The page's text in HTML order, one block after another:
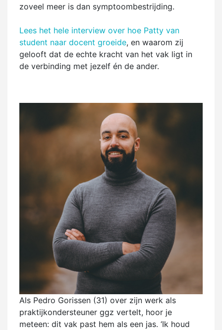
zoveel meer is dan symptoombestrijding.
Lees het hele interview over hoe Patty van
student naar docent groeide, en waarom zij
gelooft dat de echte kracht van het vak ligt in
de verbinding met jezelf én de ander.
Als Pedro Gorissen (31) over zijn werk als
praktijkondersteuner ggz vertelt, hoor je
meteen: dit vak past hem als een jas. ‘Ik houd